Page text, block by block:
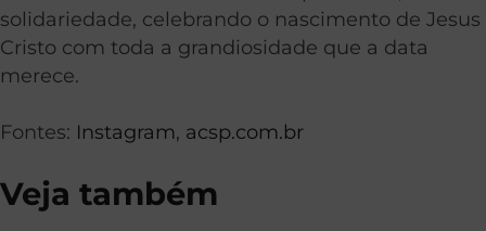
solidariedade, celebrando o nascimento de Jesus
Cristo com toda a grandiosidade que a data
merece.
Fontes: Instagram, acsp.com.br
Veja também